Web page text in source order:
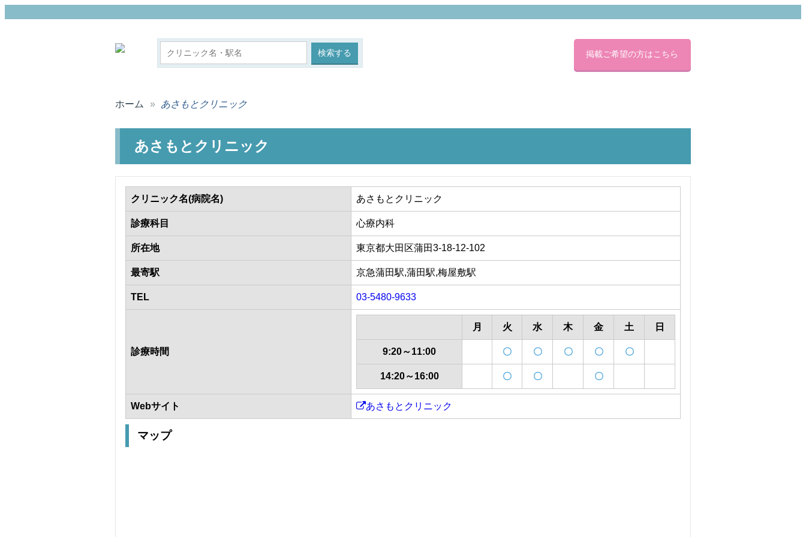
索サイト
掲載ご希望の方はこちら
ホーム あさもとクリニック
あさもとクリニック
クリニック名(病院名) あさもとクリニック
診療科目 心療内科
所在地 東京都大田区蒲田3-18-12-102
最寄駅 京急蒲田駅,蒲田駅,梅屋敷駅
TEL 03-5480-9633
診療時間
月 火 水 木 金 土 日
9:20～11:00 〇 〇 〇 〇 〇
14:20～16:00 〇 〇 〇
Webサイト あさもとクリニック
マップ